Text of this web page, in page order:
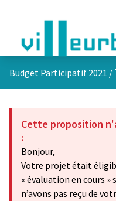
Budget Participatif 2021 /
Cette proposition
:
Bonjour,
Votre projet était
« évaluation en cours
n’avons pas reçu de